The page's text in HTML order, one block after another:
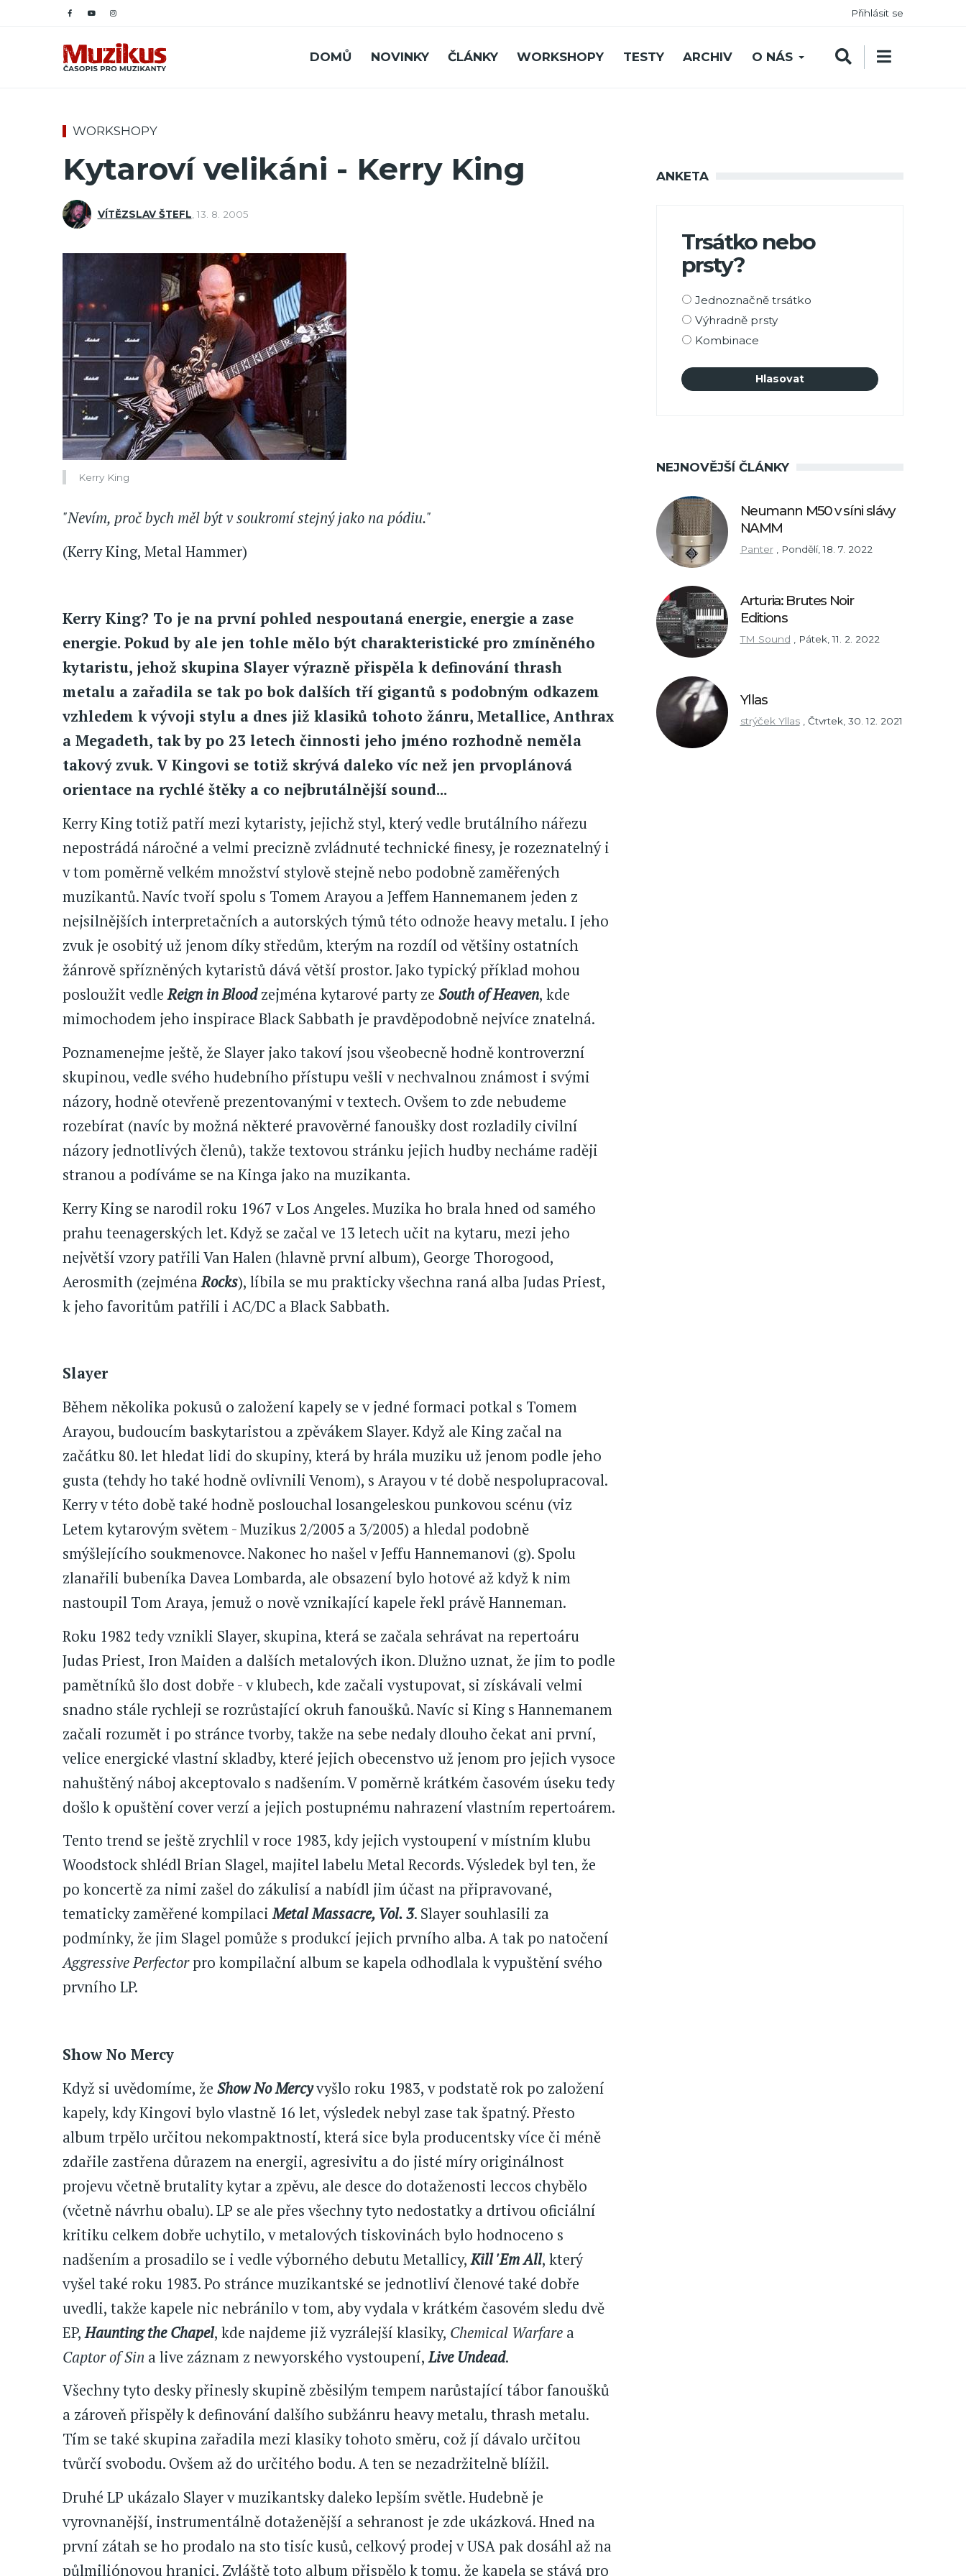
Přihlásit se
DOMŮ NOVINKY ČLÁNKY WORKSHOPY TESTY ARCHIV O NÁS
WORKSHOPY
Kytaroví velikáni - Kerry King
VÍTĚZSLAV ŠTEFL 13. 8. 2005
Kerry King
"Nevím, proč bych měl být v soukromí stejný jako na pódiu."
(Kerry King, Metal Hammer)
Kerry King? To je na první pohled nespoutaná energie, energie a zase
energie. Pokud by ale jen tohle mělo být charakteristické pro zmíněného
kytaristu, jehož skupina Slayer výrazně přispěla k definování thrash
metalu a zařadila se tak po bok dalších tří gigantů s podobným odkazem
vzhledem k vývoji stylu a dnes již klasiků tohoto žánru, Metallice, Anthrax
a Megadeth, tak by po 23 letech činnosti jeho jméno rozhodně neměla
takový zvuk. V Kingovi se totiž skrývá daleko víc než jen prvoplánová
orientace na rychlé štěky a co nejbrutálnější sound...
Kerry King totiž patří mezi kytaristy, jejichž styl, který vedle brutálního nářezu
nepostrádá náročné a velmi precizně zvládnuté technické finesy, je rozeznatelný i
v tom poměrně velkém množství stylově stejně nebo podobně zaměřených
muzikantů. Navíc tvoří spolu s Tomem Arayou a Jeffem Hannemanem jeden z
nejsilnějších interpretačních a autorských týmů této odnože heavy metalu. I jeho
zvuk je osobitý už jenom díky středům, kterým na rozdíl od většiny ostatních
žánrově spřízněných kytaristů dává větší prostor. Jako typický příklad mohou
posloužit vedleReign in Bloodzejména kytarové party ze South of Heaven, kde
mimochodem jeho inspirace Black Sabbath je pravděpodobně nejvíce znatelná.
Poznamenejme ještě, že Slayer jako takoví jsou všeobecně hodně kontroverzní
skupinou, vedle svého hudebního přístupu vešli v nechvalnou známost i svými
názory, hodně otevřeně prezentovanými v textech. Ovšem to zde nebudeme
rozebírat (navíc by možná některé pravověrné fanoušky dost rozladily civilní
názory jednotlivých členů), takže textovou stránku jejich hudby necháme raději
stranou a podíváme se na Kinga jako na muzikanta.
Kerry King se narodil roku 1967 v Los Angeles. Muzika ho brala hned od samého
prahu teenagerských let. Když se začal ve 13 letech učit na kytaru, mezi jeho
největší vzory patřili Van Halen (hlavně první album), George Thorogood,
Aerosmith (zejménaRocks), líbila se mu prakticky všechna raná alba Judas Priest,
k jeho favoritům patřili i AC/DC a Black Sabbath.
Slayer
Během několika pokusů o založení kapely se v jedné formaci potkal s Tomem
Arayou, budoucím baskytaristou a zpěvákem Slayer. Když ale King začal na
začátku 80. let hledat lidi do skupiny, která by hrála muziku už jenom podle jeho
gusta (tehdy ho také hodně ovlivnili Venom), s Arayou v té době nespolupracoval.
Kerry v této době také hodně poslouchal losangeleskou punkovou scénu (viz
Letem kytarovým světem - Muzikus 2/2005 a 3/2005) a hledal podobně
smýšlejícího soukmenovce. Nakonec ho našel v Jeffu Hannemanovi (g). Spolu
zlanařili bubeníka Davea Lombarda, ale obsazení bylo hotové až když k nim
nastoupil Tom Araya, jemuž o nově vznikající kapele řekl právě Hanneman.
Roku 1982 tedy vznikli Slayer, skupina, která se začala sehrávat na repertoáru
Judas Priest, Iron Maiden a dalších metalových ikon. Dlužno uznat, že jim to podle
pamětníků šlo dost dobře - v klubech, kde začali vystupovat, si získávali velmi
snadno stále rychleji se rozrůstající okruh fanoušků. Navíc si King s Hannemanem
začali rozumět i po stránce tvorby, takže na sebe nedaly dlouho čekat ani první,
velice energické vlastní skladby, které jejich obecenstvo už jenom pro jejich vysoce
nahuštěný náboj akceptovalo s nadšením. V poměrně krátkém časovém úseku tedy
došlo k opuštění cover verzí a jejich postupnému nahrazení vlastním repertoárem.
Tento trend se ještě zrychlil v roce 1983, kdy jejich vystoupení v místním klubu
Woodstock shlédl Brian Slagel, majitel labelu Metal Records. Výsledek byl ten, že
po koncertě za nimi zašel do zákulisí a nabídl jim účast na připravované,
tematicky zaměřené kompilaciMetal Massacre, Vol. 3. Slayer souhlasili za
podmínky, že jim Slagel pomůže s produkcí jejich prvního alba. A tak po natočení
Aggressive Perfectorpro kompilační album se kapela odhodlala k vypuštění svého
prvního LP.
Show No Mercy
Když si uvědomíme, že Show No Mercyvyšlo roku 1983, v podstatě rok po založení
kapely, kdy Kingovi bylo vlastně 16 let, výsledek nebyl zase tak špatný. Přesto
album trpělo určitou nekompaktností, která sice byla producentsky více či méně
zdařile zastřena důrazem na energii, agresivitu a do jisté míry originálnost
projevu včetně brutality kytar a zpěvu, ale desce do dotaženosti leccos chybělo
(včetně návrhu obalu). LP se ale přes všechny tyto nedostatky a drtivou oficiální
kritiku celkem dobře uchytilo, v metalových tiskovinách bylo hodnoceno s
nadšením a prosadilo se i vedle výborného debutu Metallicy,Kill 'Em All, který
vyšel také roku 1983. Po stránce muzikantské se jednotliví členové také dobře
uvedli, takže kapele nic nebránilo v tom, aby vydala v krátkém časovém sledu dvě
EP,Haunting the Chapel, kde najdeme již vyzrálejší klasiky, Chemical Warfare a
Captor of Sin a live záznam z newyorského vystoupení,Live Undead.
Všechny tyto desky přinesly skupině zběsilým tempem narůstající tábor fanoušků
a zároveň přispěly k definování dalšího subžánru heavy metalu, thrash metalu.
Tím se také skupina zařadila mezi klasiky tohoto směru, což jí dávalo určitou
tvůrčí svobodu. Ovšem až do určitého bodu. A ten se nezadržitelně blížil.
Druhé LP ukázalo Slayer v muzikantsky daleko lepším světle. Hudebně je
vyrovnanější, instrumentálně dotaženější a sehranost je zde ukázková. Hned na
první zátah se ho prodalo na sto tisíc kusů, celkový prodej v USA pak dosáhl až na
půlmiliónovou hranici. Zvláště toto album přispělo k tomu, že kapela se stává pro
ANKETA
Trsátko nebo
prsty?
Možnosti
výběru
Jednoznačně trsátko
Výhradně prsty
Kombinace
NEJNOVĚJŠÍ ČLÁNKY
Neumann M50 v síni slávy
NAMM
Panter Pondělí, 18. 7. 2022
Arturia: Brutes Noir
Editions
TM Sound , Pátek, 11. 2. 2022
Yllas
strýček Yllas Čtvrtek, 30. 12. 2021